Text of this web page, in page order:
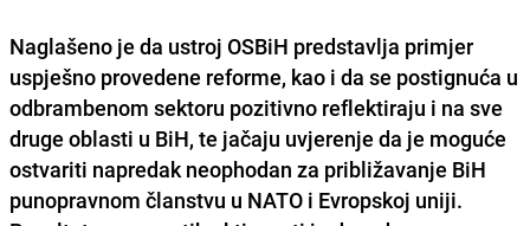
Naglašeno je da ustroj OSBiH predstavlja primjer
uspješno provedene reforme, kao i da se postignuća u
odbrambenom sektoru pozitivno reflektiraju i na sve
druge oblasti u BiH, te jačaju uvjerenje da je moguće
ostvariti napredak neophodan za približavanje BiH
punopravnom članstvu u NATO i Evropskoj uniji.